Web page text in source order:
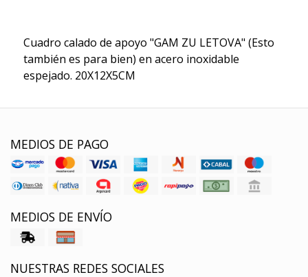
Cuadro calado de apoyo "GAM ZU LETOVA" (Esto
también es para bien) en acero inoxidable
espejado. 20X12X5CM
MEDIOS DE PAGO
MEDIOS DE ENVÍO
NUESTRAS REDES SOCIALES